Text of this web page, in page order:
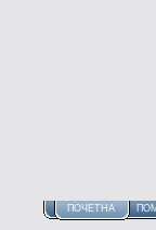
ПОЧЕТНА